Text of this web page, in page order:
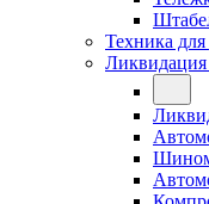
Техника
Ликвидация